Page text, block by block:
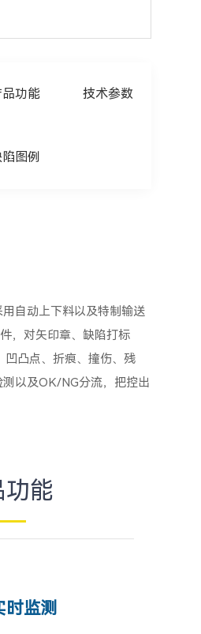
功能 技术参数
陷图例
自动上下料以及特制输送
，对矢印章、缺陷打标
凹凸点、折痕、撞伤、残
以及OK/NG分流，把控出
功能
时监测